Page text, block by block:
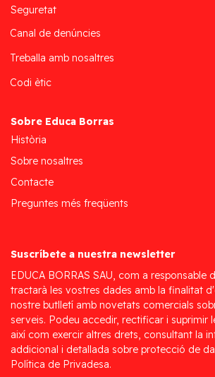
Seguretat
Canal de denúncies
Treballa amb nosaltres
Codi ètic
Sobre Educa Borras
Història
Sobre nosaltres
Contacte
Preguntes més freqüents
Suscríbete a nuestra newsletter
EDUCA BORRAS SAU, com a responsable
tractarà les vostres dades amb la finalitat
nostre butlletí amb novetats comercials
serveis. Podeu accedir, rectificar i suprimir
així com exercir altres drets, consultant la
addicional i detallada sobre protecció de
Política de Privadesa.